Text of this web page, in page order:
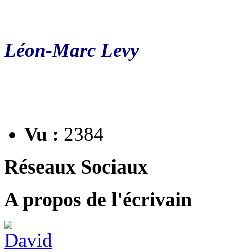
Léon-Marc Levy
Vu : 2384
Réseaux Sociaux
A propos de l'écrivain